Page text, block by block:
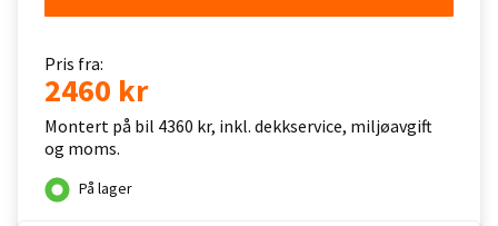
Pris fra:
2460 kr
Montert på bil 4360 kr, inkl. dekkservice, miljøavgift
og moms.
På lager